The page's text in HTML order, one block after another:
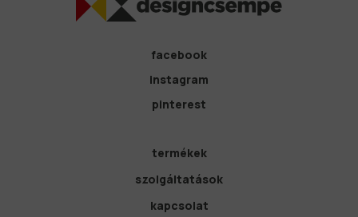
facebook
instagram
pinterest
termékek
szolgáltatások
kapcsolat